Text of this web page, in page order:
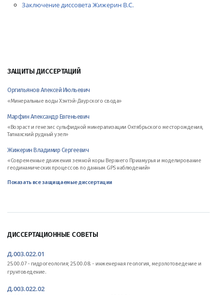
ЗАЩИТЫ ДИССЕРТАЦИЙ
Оргильянов Алексей Июльевич
«Минеральные воды Хэнтэй-Даурского свода»
Марфин Александр Евгеньевич
«Возраст и генезис сульфидной минерализации Октябрьского месторождения,
Талнахский рудный узел»
Жижерин Владимир Сергеевич
«Современные движения земной коры Верхнего Приамурья и моделирование
геодинамических процессов по данным GPS наблюдений»
Показать все защищаемые диссертации
ДИССЕРТАЦИОННЫЕ СОВЕТЫ
Д.003.022.01
25.00.07 - гидрогеология; 25.00.08. - инженерная геология, мерзлотоведение и
грунтоведение.
Д.003.022.02
Заключение диссовета Жижерин В.С.